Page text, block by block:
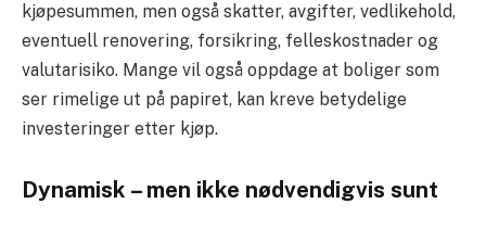
kjøpesummen, men også skatter, avgifter, vedlikehold,
eventuell renovering, forsikring, felleskostnader og
valutarisiko. Mange vil også oppdage at boliger som
ser rimelige ut på papiret, kan kreve betydelige
investeringer etter kjøp.
Dynamisk – men ikke nødvendigvis sunt